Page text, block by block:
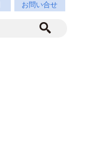
お問い合せ